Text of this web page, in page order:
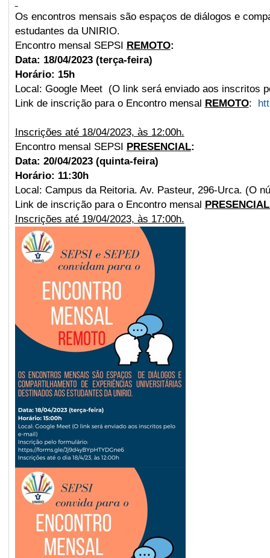
Os encontros mensais são espaços de diálogos e
estudantes da UNIRIO.
Encontro mensal SEPSI
REMOTO:
Data: 18/04/2023 (terça-feira)
Horário: 15h
Local: Google Meet (O link será enviado aos inscritos
Link de inscrição para o Encontro mensal REMOTO:
Inscrições até 18/04/2023, às 12:00h.
Encontro mensal SEPSI
PRESENCIAL:
Data: 20/04/2023 (quinta-feira)
Horário: 11:30h
Local: Campus da Reitoria. Av. Pasteur, 296-Urca. (O
Link de inscrição para o Encontro mensal
Inscrições até 19/04/2023, às 17:00h.